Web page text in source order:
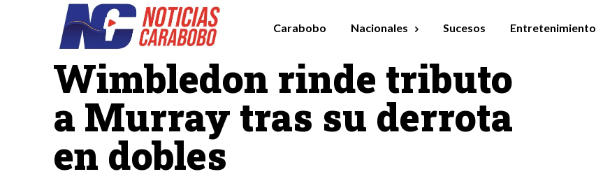
Carabobo Nacionales Sucesos Entretenimiento
Deportes
Wimbledon rinde tributo
a Murray tras su derrota
en dobles